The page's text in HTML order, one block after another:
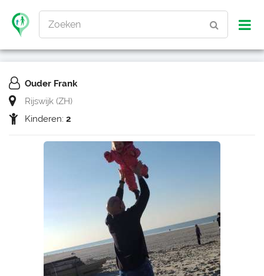
Zoeken
Ouder Frank
Rijswijk (ZH)
Kinderen: 2